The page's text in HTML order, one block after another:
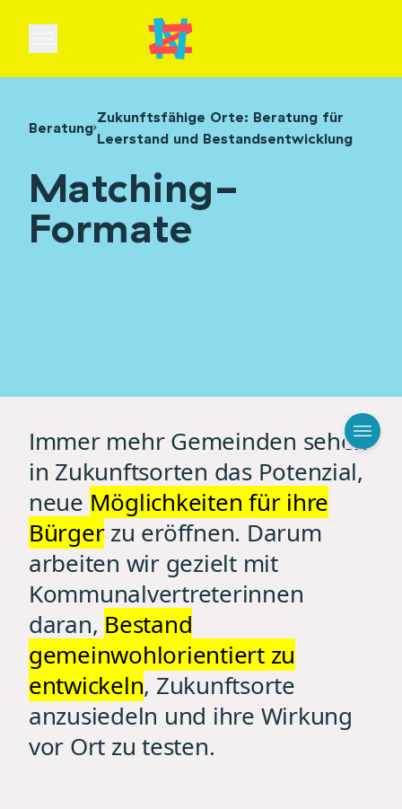
Open main menu
Beratung
Zukunftsfähige Orte: Beratung für
Leerstand und Bestandsentwicklung
Matching-
Formate
Immer mehr Gemeinden sehen
in Zukunftsorten das Potenzial,
neue Möglichkeiten für ihre
Bürgerzu eröffnen. Darum
arbeiten wir gezielt mit
Kommunalvertreterinnen
daran, Bestand
gemeinwohlorientiert zu
entwickeln, Zukunftsorte
anzusiedeln und ihre Wirkung
vor Ort zu testen.